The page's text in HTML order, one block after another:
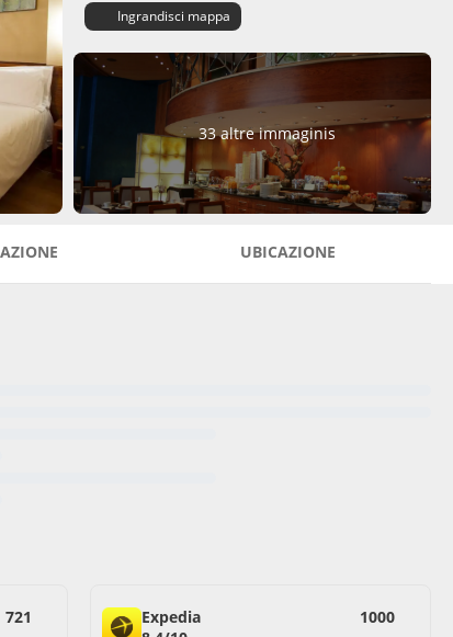
Ingrandisci mappa
33 altre immaginis
UBICAZIONE
721
Expedia
1000